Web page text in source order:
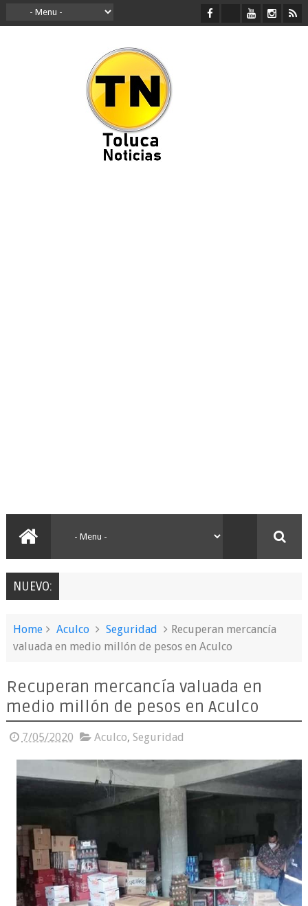
NUEVO:
Home Aculco Seguridad
Recuperan mercancía
valuada en medio millón de pesos en Aculco
Recuperan mercancía valuada en
medio millón de pesos en Aculco
7/05/2020 Aculco, Seguridad